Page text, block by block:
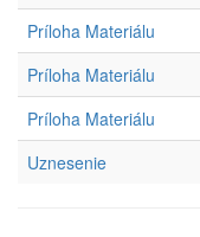
Príloha Materiálu
Príloha Materiálu
Príloha Materiálu
Uznesenie